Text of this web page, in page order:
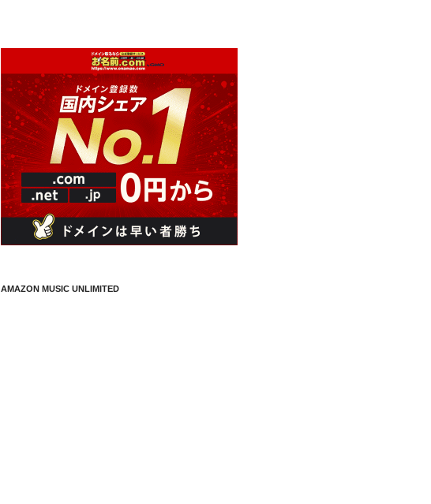
AMAZON MUSIC UNLIMITED